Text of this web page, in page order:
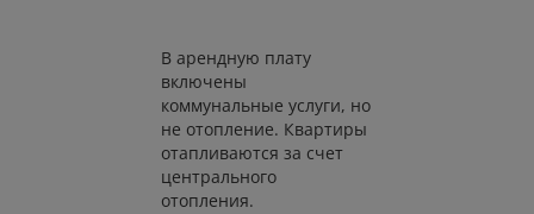
В арендную плату
включены
коммунальные услуги, но
не отопление. Квартиры
отапливаются за счет
центрального
отопления.